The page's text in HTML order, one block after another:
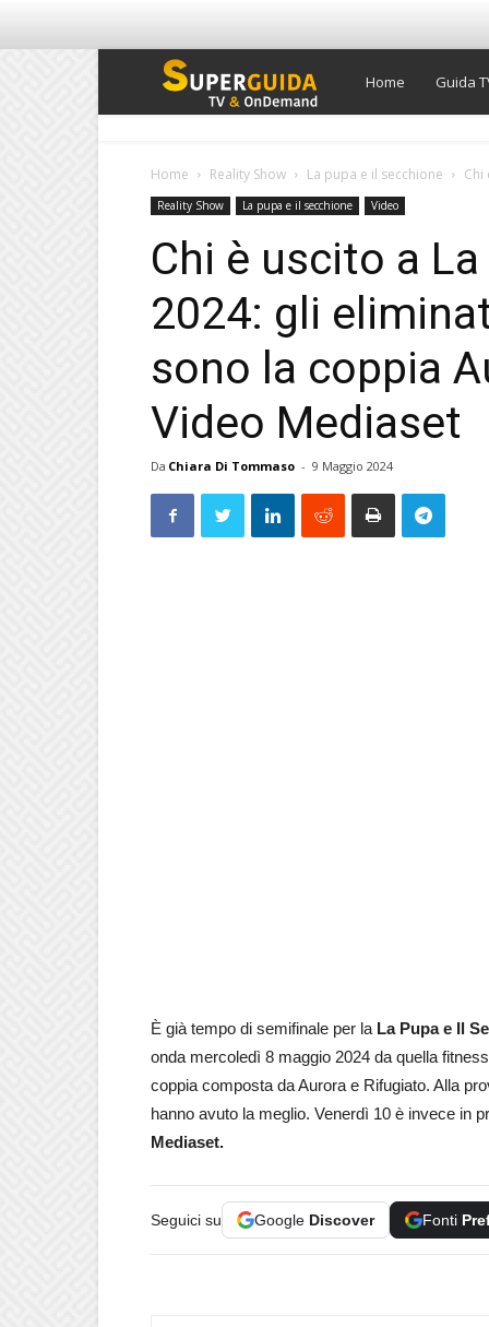
Super
TV
Home Guida
Home Reality Show La pupa e il secchione Chi
Reality Show La pupa e il secchione Video
Chi è uscito a
2024: gli
sono la coppia
Video Mediaset
Da Chiara Di Tommaso - 9 Maggio 2024
È già tempo di semifinale per la La Pupa e Il
onda mercoledì 8 maggio 2024 da quella
coppia composta da Aurora e Rifugiato. Alla
hanno avuto la meglio. Venerdì 10 è invece in
Mediaset.
Seguici su Google Discover Fonti